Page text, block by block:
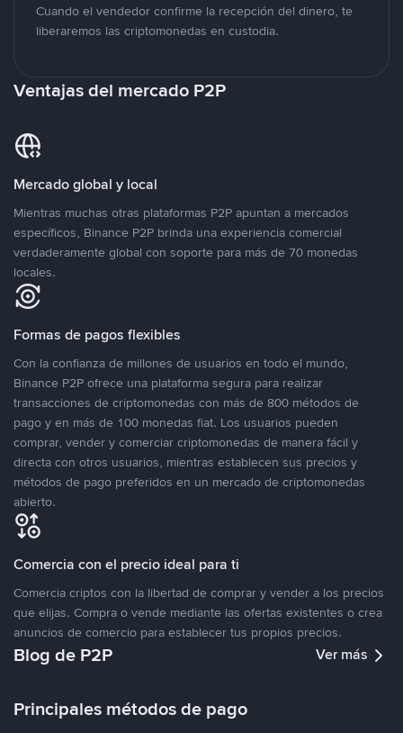
Cuando el vendedor confirme la recepción del dinero, te
liberaremos las criptomonedas en custodia.
Ventajas del mercado P2P
Mercado global y local
Mientras muchas otras plataformas P2P apuntan a mercados
específicos, Binance P2P brinda una experiencia comercial
verdaderamente global con soporte para más de 70 monedas
locales.
Formas de pagos flexibles
Con la confianza de millones de usuarios en todo el mundo,
Binance P2P ofrece una plataforma segura para realizar
transacciones de criptomonedas con más de 800 métodos de
pago y en más de 100 monedas fiat. Los usuarios pueden
comprar, vender y comerciar criptomonedas de manera fácil y
directa con otros usuarios, mientras establecen sus precios y
métodos de pago preferidos en un mercado de criptomonedas
abierto.
Comercia con el precio ideal para ti
Comercia criptos con la libertad de comprar y vender a los precios
que elijas. Compra o vende mediante las ofertas existentes o crea
anuncios de comercio para establecer tus propios precios.
Blog de P2P Ver más
Principales métodos de pago